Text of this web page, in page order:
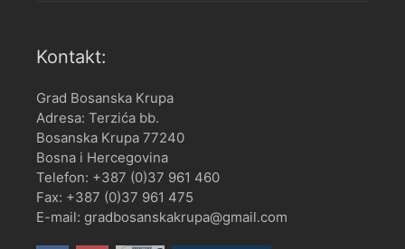
Kontakt:
Grad Bosanska Krupa
Adresa: Terzića bb.
Bosanska Krupa 77240
Bosna i Hercegovina
Telefon: +387 (0)37 961 460
Fax: +387 (0)37 961 475
E-mail: gradbosanskakrupa@gmail.com